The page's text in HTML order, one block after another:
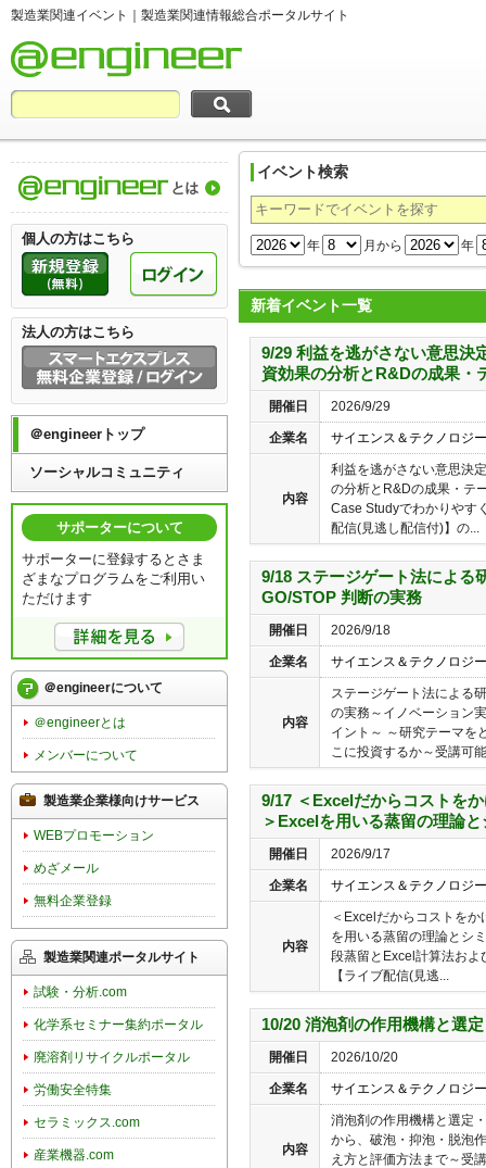
製造業関連イベント｜製造業関連情報総合ポータルサイト
イベント検索
年 月から 年
新着イベント一覧
9/29 利益を逃がさない意思決
資効果の分析とR&Dの成果・
開催日 2026/9/29
企業名 サイエンス＆テクノロジ
内容
利益を逃がさない意思決
の分析とR&Dの成果・テ
Case Studyでわかりやす
配信(見逃し配信付)】の...
9/18 ステージゲート法による
GO/STOP 判断の実務
開催日 2026/9/18
企業名 サイエンス＆テクノロジ
内容
ステージゲート法による
の実務～イノベーション
イント～ ～研究テーマを
こに投資するか～受講可
9/17 ＜Excelだからコストを
＞Excelを用いる蒸留の理論
開催日 2026/9/17
企業名 サイエンス＆テクノロジ
内容
＜Excelだからコストを
を用いる蒸留の理論とシ
段蒸留とExcel計算法お
【ライブ配信(見逃...
10/20 消泡剤の作用機構と選
開催日 2026/10/20
企業名 サイエンス＆テクノロジ
内容
消泡剤の作用機構と選定
から、破泡・抑泡・脱泡
え方と評価方法まで～受
製造業関連情報総合ポータルサイト＠
個人の方はこちら
法人の方はこちら
＠engineerトップ
ソーシャルコミュニティ
サポーターについて
サポーターに登録するとさま
ざまなプログラムをご利用い
ただけます
＠engineerについて
＠engineerとは
メンバーについて
製造業企業様向けサービス
WEBプロモーション
めざメール
無料企業登録
製造業関連ポータルサイト
試験・分析.com
化学系セミナー集約ポータル
廃溶剤リサイクルポータル
労働安全特集
セラミックス.com
産業機器.com